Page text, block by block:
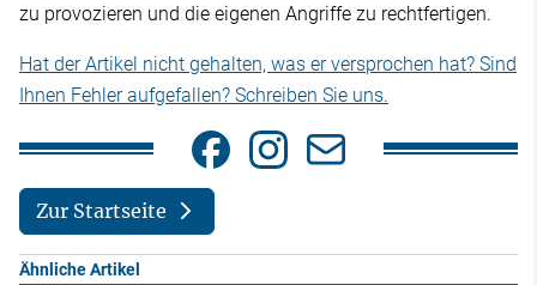
zu provozieren und die eigenen Angriffe zu rechtfertigen.
Hat der Artikel nicht gehalten, was er versprochen hat? Sind
Ihnen Fehler aufgefallen? Schreiben Sie uns.
Zur Startseite
Ähnliche Artikel